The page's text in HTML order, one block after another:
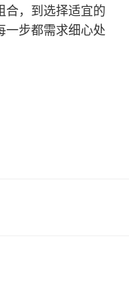
合，到选择适宜的
一步都需求细心处